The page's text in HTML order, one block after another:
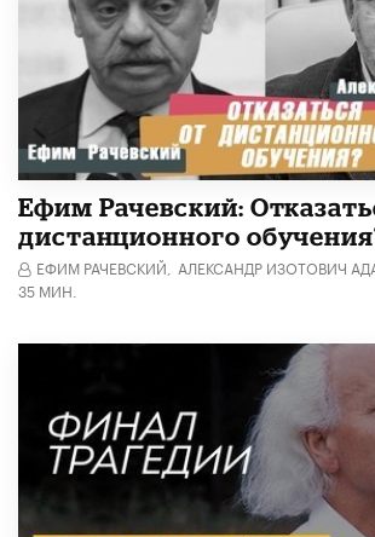
Ефим Рачевский:
дистанционного
ЕФИМ РАЧЕВСКИЙ, АЛЕКСАНДР ИЗОТОВИЧ
35 МИН.